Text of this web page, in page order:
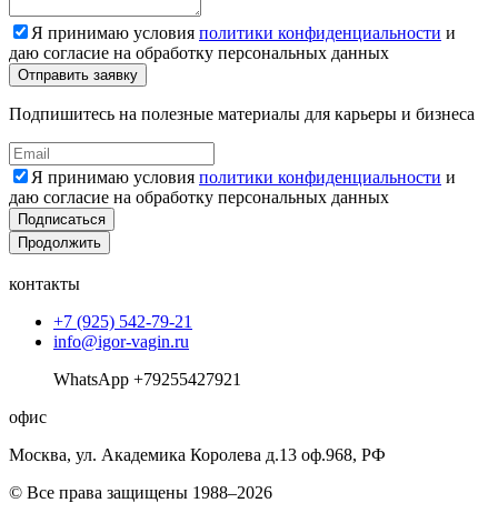
Я принимаю условия политики конфиденциальности и
даю согласие на обработку персональных данных
Подпишитесь на полезные материалы для карьеры и бизнеса
Я принимаю условия политики конфиденциальности и
даю согласие на обработку персональных данных
Подписаться
Продолжить
контакты
+7 (925) 542-79-21
info@igor-vagin.ru
WhatsApp +79255427921
офис
Москва, ул. Академика Королева д.13 оф.968, РФ
© Все права защищены 1988–2026